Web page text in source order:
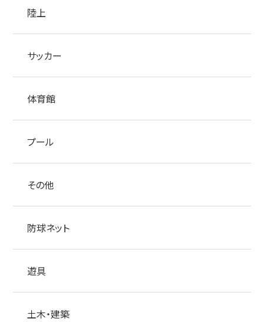
陸上
サッカー
体育館
プール
その他
防球ネット
遊具
土木・建築